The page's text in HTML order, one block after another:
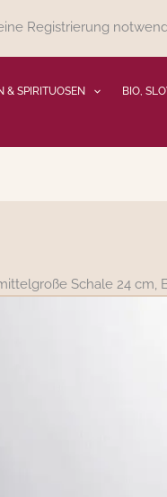
Registrierung
& SPIRITUOSEN BIO,
Schale 24 cm,